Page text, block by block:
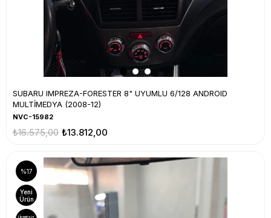
SUBARU IMPREZA-FORESTER 8" UYUMLU 6/128 ANDROID
MULTİMEDYA (2008-12)
NVC-15982
₺13.812,00
₺16.575,00
%17
Yeni
Ürün
Ücretsiz